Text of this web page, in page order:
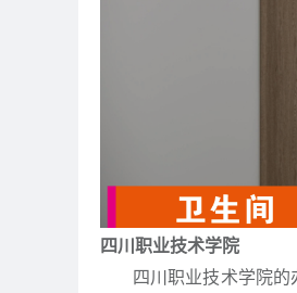
四川职业技术学院
四川职业技术学院的